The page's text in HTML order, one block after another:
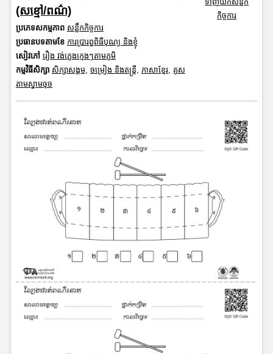
(សខ្មៅ/ពណ៌)
ប្រភេទសកម្មភាព សន្លឹកកិច្ចការ
ប្រធានបទតាមខែ ការប្រារព្ធពិធីបុណ្យ និងខ្ញុំ
សៀវភៅ រឿង វង់ភ្លេងក្មេងៗតាមភូមិ
កម្មវិធីសិក្សា សិក្សាសង្គម, ចម្រៀង និងតន្ត្រី ភាសាខ្មែរ, គូស
តាមស្នាមចុច
កិច្ចការ